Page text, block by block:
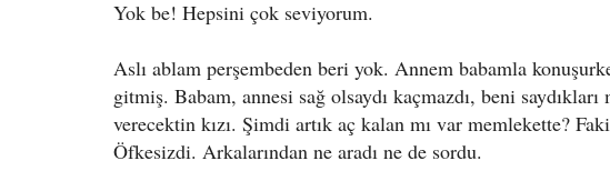
Yok be! Hepsini çok seviyorum.
Aslı ablam perşembeden beri yok. Annem babamla
gitmiş. Babam, annesi sağ olsaydı kaçmazdı, beni
verecektin kızı. Şimdi artık aç kalan mı var memlekette?
Öfkesizdi. Arkalarından ne aradı ne de sordu.